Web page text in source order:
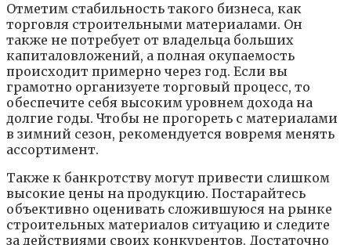
Отметим стабильность такого бизнеса, как
торговля строительными материалами. Он
также не потребует от владельца больших
капиталовложений, а полная окупаемость
происходит примерно через год. Если вы
грамотно организуете торговый процесс, то
обеспечите себя высоким уровнем дохода на
долгие годы. Чтобы не прогореть с материалами
в зимний сезон, рекомендуется вовремя менять
ассортимент.
Также к банкротству могут привести слишком
высокие цены на продукцию. Постарайтесь
объективно оценивать сложившуюся на рынке
строительных материалов ситуацию и следите
за действиями своих конкурентов. Достаточно